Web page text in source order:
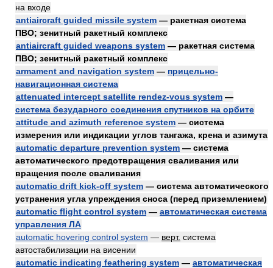
на входе
antiaircraft guided missile system — ракетная система
ПВО; зенитный ракетный комплекс
antiaircraft guided weapons system — ракетная система
ПВО; зенитный ракетный комплекс
armament and navigation system — прицельно-
навигационная система
attenuated intercept satellite rendez-vous system —
система безударного соединения спутников на орбите
attitude and azimuth reference system — система
измерения или индикации углов тангажа, крена и азимута
automatic departure prevention system — система
автоматического предотвращения сваливания или
вращения после сваливания
automatic drift kick-off system — система автоматического
устранения угла упреждения сноса (перед приземлением)
automatic flight control system — автоматическая система
управления ЛА
automatic hovering control system — верт. система
автостабилизации на висении
automatic indicating feathering system — автоматическая